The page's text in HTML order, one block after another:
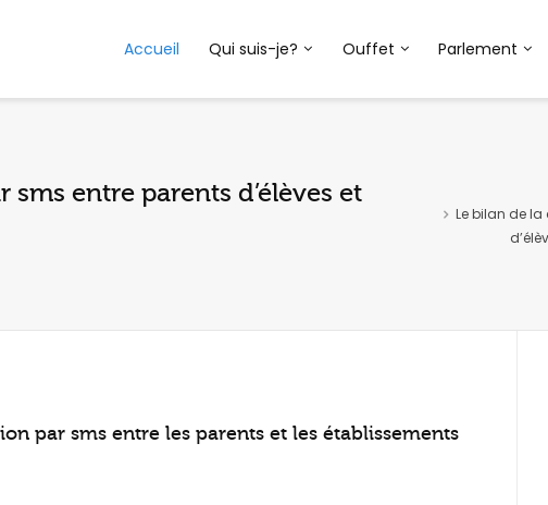
Accueil Qui suis-je? Ouffet Parlement
entre parents d’élèves et
Le bilan de
par sms entre les parents et les établissements